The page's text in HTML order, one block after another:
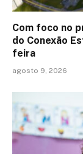
Com foco no
do Conexão
feira
agosto 9, 2026